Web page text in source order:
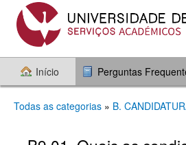
Início Perguntas
Todas as categorias » B.